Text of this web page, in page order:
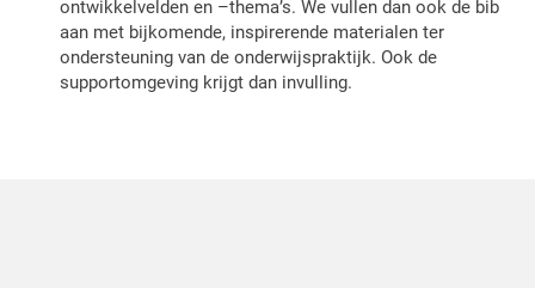
ontwikkelvelden en –thema’s. We vullen dan ook de bib
aan met bijkomende, inspirerende materialen ter
ondersteuning van de onderwijspraktijk. Ook de
supportomgeving krijgt dan invulling.